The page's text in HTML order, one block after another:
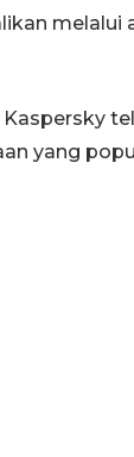
yang